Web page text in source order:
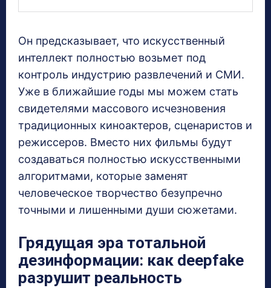
Он предсказывает, что искусственный
интеллект полностью возьмет под
контроль индустрию развлечений и СМИ.
Уже в ближайшие годы мы можем стать
свидетелями массового исчезновения
традиционных киноактеров, сценаристов и
режиссеров. Вместо них фильмы будут
создаваться полностью искусственными
алгоритмами, которые заменят
человеческое творчество безупречно
точными и лишенными души сюжетами.
Грядущая эра тотальной
дезинформации: как deepfake
разрушит реальность